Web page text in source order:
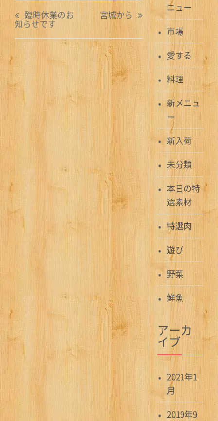
投
稿
ゲ
臨時休業のお
知らせです
宮城から
ニュー
市場
愛する
料理
新メニュ
ー
新入荷
未分類
本日の特
選素材
特選肉
遊び
野菜
鮮魚
アーカ
イブ
2021年1
月
2019年9